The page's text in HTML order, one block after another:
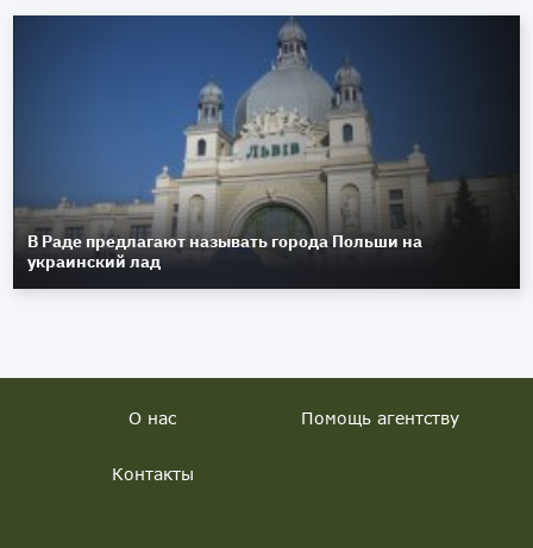
В Раде предлагают называть города Польши на
украинский лад
О нас Помощь агентству
Контакты